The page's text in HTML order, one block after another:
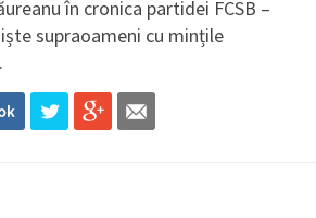
în cronica partidei FCSB –
supraoameni cu mințile